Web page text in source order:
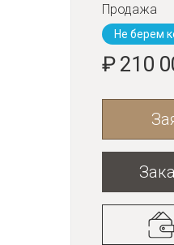
Продажа
Не берем
₽ 210